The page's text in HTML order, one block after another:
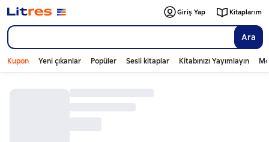
Ara
Giriş Yap Kitaplarım
Kupon Yeni çıkanlar Popüler Sesli kitaplar Kitabınızı Yayımlayın